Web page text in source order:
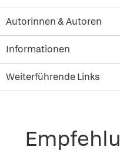
Autorinnen & Autoren
Informationen
Weiterführende Links